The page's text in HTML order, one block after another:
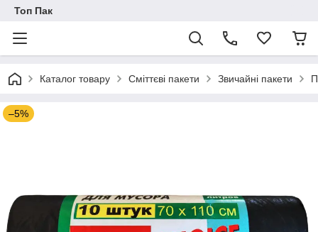
Топ Пак
Каталог товару Сміттєві пакети Звичайні пакети
–5%